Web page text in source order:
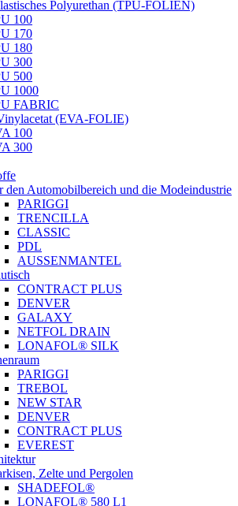
Polyurethan (TPU-FOLIEN)
100
170
180
300
500
1000
FABRIC
(EVA-FOLIE)
100
300
den Automobilbereich und die Modeindustrie
PARIGGI
TRENCILLA
CLASSIC
PDL
AUSSENMANTEL
CONTRACT PLUS
DENVER
GALAXY
NETFOL DRAIN
LONAFOL® SILK
PARIGGI
TREBOL
NEW STAR
DENVER
CONTRACT PLUS
EVEREST
Zelte und Pergolen
SHADEFOL®
LONAFOL® 580 L1